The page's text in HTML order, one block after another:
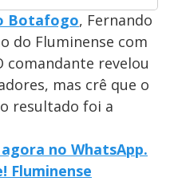
Botafogo, Fernando
do Fluminense com
comandante revelou
mas crê que o
resultado foi a
no WhatsApp.
Fluminense